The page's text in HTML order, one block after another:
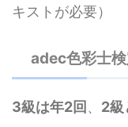
キストが必要）
adec色彩士
3級は年2回 、 2級